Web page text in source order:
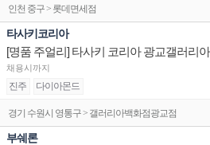
인천 중구 > 롯데면세점
타사키코리아
채용시까지
진주 다이아몬드
경기 수원시 영통구 > 갤러리아백화점광교점
부쉐론